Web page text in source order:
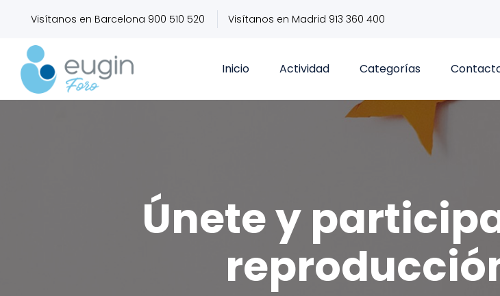
Visítanos en Barcelona 900 510 520 Visítanos en Madrid 913 360 400
Inicio Actividad Categorías
Únete y